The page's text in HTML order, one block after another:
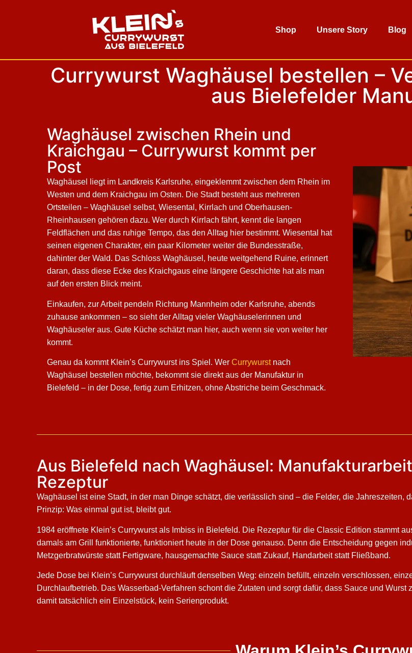
Shop Unsere Story Blog
Currywurst Waghäusel bestellen –
aus Bielefelder
Waghäusel zwischen Rhein und
Kraichgau – Currywurst kommt per
Post
Waghäusel liegt im Landkreis Karlsruhe, eingeklemmt zwischen dem Rhein im
Westen und dem Kraichgau im Osten. Die Stadt besteht aus mehreren
Ortsteilen – Waghäusel selbst, Wiesental, Kirrlach und Oberhausen-
Rheinhausen gehören dazu. Wer durch Kirrlach fährt, kennt die langen
Feldflächen und das ruhige Tempo, das den Alltag hier bestimmt. Wiesental hat
seinen eigenen Charakter, ein paar Kilometer weiter die Bundesstraße,
dahinter der Wald. Das Schloss Waghäusel, heute weitgehend Ruine, erinnert
daran, dass diese Ecke des Kraichgaus eine längere Geschichte hat als man
auf den ersten Blick meint.
Einkaufen, zur Arbeit pendeln Richtung Mannheim oder Karlsruhe, abends
zuhause ankommen – so sieht der Alltag vieler Waghäuselerinnen und
Waghäuseler aus. Gute Küche schätzt man hier, auch wenn sie von weiter her
kommt.
Genau da kommt Klein’s Currywurst ins Spiel. Wer Currywurstnach
Waghäusel bestellen möchte, bekommt sie direkt aus der Manufaktur in
Bielefeld – in der Dose, fertig zum Erhitzen, ohne Abstriche beim Geschmack.
Aus Bielefeld nach Waghäusel:
Rezeptur
Waghäusel ist eine Stadt, in der man Dinge schätzt, die verlässlich sind – die Felder, die Jahreszeiten,
Prinzip: Was einmal gut ist, bleibt gut.
1984 eröffnete Klein’s Currywurst als Imbiss in Bielefeld. Die Rezeptur für die Classic Edition stammt
damals am Grill funktionierte, funktioniert heute in der Dose genauso. Denn die Entscheidung gegen
Metzgerbratwürste statt Fertigware, hausgemachte Sauce statt Zukauf, Handarbeit statt Fließband.
Jede Dose bei Klein’s Currywurst durchläuft denselben Weg: einzeln befüllt, einzeln verschlossen,
Durchlaufbetrieb. Das Wasserbad-Verfahren schont die Zutaten und sorgt dafür, dass Sauce und
damit tatsächlich ein Einzelstück, kein Serienprodukt.